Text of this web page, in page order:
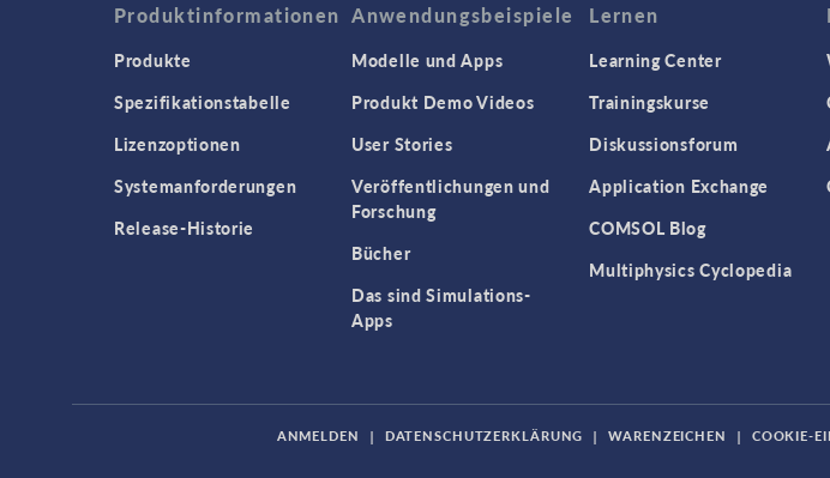
Produktinformationen
Produkte
Spezifikationstabelle
Lizenzoptionen
Systemanforderungen
Release-Historie
Anwendungsbeispiele
Modelle und Apps
Produkt Demo Videos
User Stories
Veröffentlichungen und
Forschung
Bücher
Das sind Simulations-
Apps
Lernen
Learning Center
Trainingskurse
Diskussionsforum
Application Exchange
COMSOL Blog
Multiphysics Cyclopedia
ANMELDEN | DATENSCHUTZERKLÄRUNG | WARENZEICHEN | COOKIE-